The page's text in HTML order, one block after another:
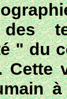
des
" du
Cette